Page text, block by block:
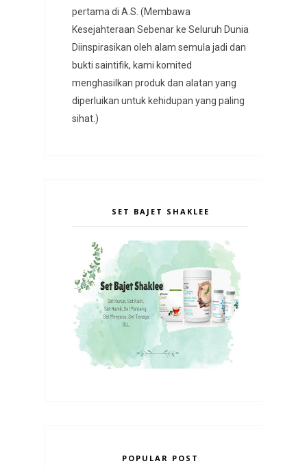
pertama di A.S. (Membawa
Kesejahteraan Sebenar ke Seluruh Dunia
Diinspirasikan oleh alam semula jadi dan
bukti saintifik, kami komited
menghasilkan produk dan alatan yang
diperluikan untuk kehidupan yang paling
sihat.)
SET BAJET SHAKLEE
POPULAR POST